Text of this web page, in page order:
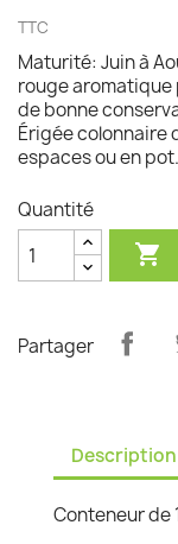
TTC
Maturité: Juin à
rouge aromatique
de bonne
Érigée colonnaire
espaces ou en pot.
Quantité

Partager
Description
Conteneur de